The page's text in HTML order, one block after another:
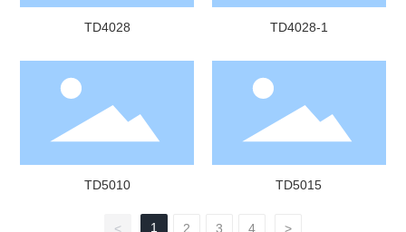
TD4028 TD4028-1
TD5010 TD5015
< 1 2 3 4 >